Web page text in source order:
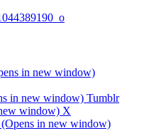
in new window)
in new window) Tumblr
window) X
in new window)